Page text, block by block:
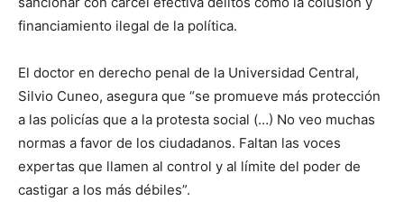
financiamiento ilegal de la política.
El doctor en derecho penal de la Universidad Central,
Silvio Cuneo, asegura que “se promueve más protección
a las policías que a la protesta social (…) No veo muchas
normas a favor de los ciudadanos. Faltan las voces
expertas que llamen al control y al límite del poder de
castigar a los más débiles”.